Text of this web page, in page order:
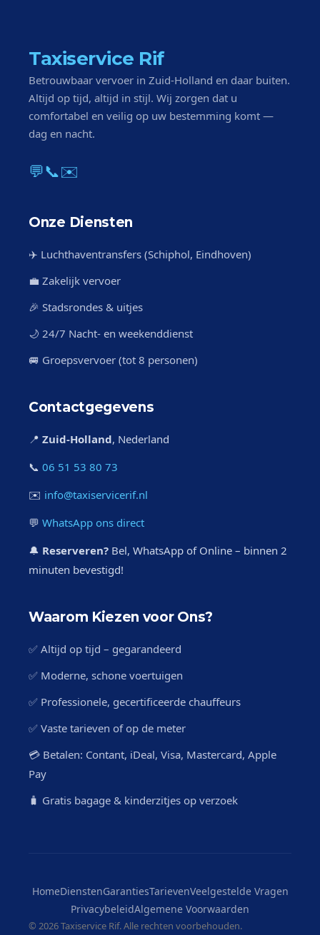
Taxiservice Rif
Betrouwbaar vervoer in Zuid-Holland en daar buiten.
Altijd op tijd, altijd in stijl. Wij zorgen dat u
comfortabel en veilig op uw bestemming komt —
dag en nacht.
💬📞✉️
Onze Diensten
✈️ Luchthaventransfers (Schiphol, Eindhoven)
💼 Zakelijk vervoer
🎉 Stadsrondes & uitjes
🌙 24/7 Nacht- en weekenddienst
🚐 Groepsvervoer (tot 8 personen)
Contactgegevens
📍 Zuid-Holland, Nederland
📞 06 51 53 80 73
✉️ info@taxiservicerif.nl
💬 WhatsApp ons direct
🔔 Reserveren? Bel, WhatsApp of Online – binnen 2
minuten bevestigd!
Waarom Kiezen voor Ons?
✅ Altijd op tijd – gegarandeerd
✅ Moderne, schone voertuigen
✅ Professionele, gecertificeerde chauffeurs
✅ Vaste tarieven of op de meter
💳 Betalen: Contant, iDeal, Visa, Mastercard, Apple
Pay
🧳 Gratis bagage & kinderzitjes op verzoek
HomeDienstenGarantiesTarievenVeelgestelde Vragen
PrivacybeleidAlgemene Voorwaarden
© 2026 Taxiservice Rif. Alle rechten voorbehouden.